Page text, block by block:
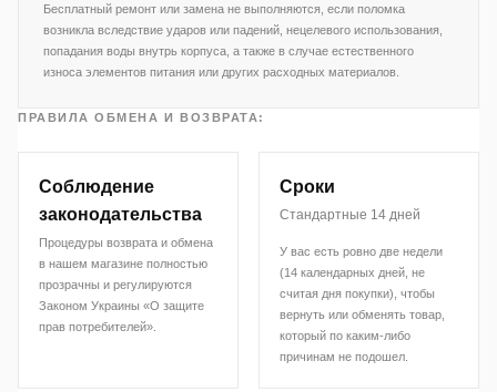
Бесплатный ремонт или замена не выполняются, если поломка
возникла вследствие ударов или падений, нецелевого использования,
попадания воды внутрь корпуса, а также в случае естественного
износа элементов питания или других расходных материалов.
ПРАВИЛА ОБМЕНА И ВОЗВРАТА:
Соблюдение
законодательства
Процедуры возврата и обмена
в нашем магазине полностью
прозрачны и регулируются
Законом Украины «О защите
прав потребителей».
Сроки
Стандартные 14 дней
У вас есть ровно две недели
(14 календарных дней, не
считая дня покупки), чтобы
вернуть или обменять товар,
который по каким-либо
причинам не подошел.